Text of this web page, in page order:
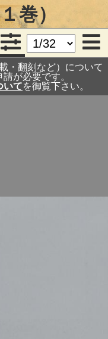
巻）
・翻刻など）について
が必要です。
いてを御覧下さい。